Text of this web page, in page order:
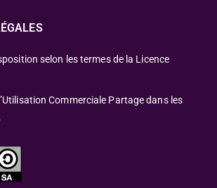
selon les termes de la Licence
Commerciale Partage dans les